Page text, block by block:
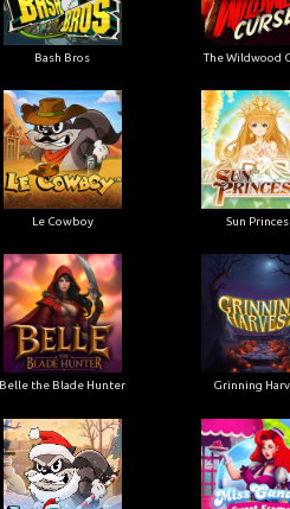
Bash Bros The Wildwood
Le Cowboy Sun
Belle the Blade Hunter Grinning